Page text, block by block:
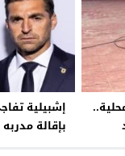
إشبيلية
بإقالة
يعيد